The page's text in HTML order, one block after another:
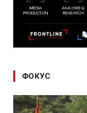
ФОКУС